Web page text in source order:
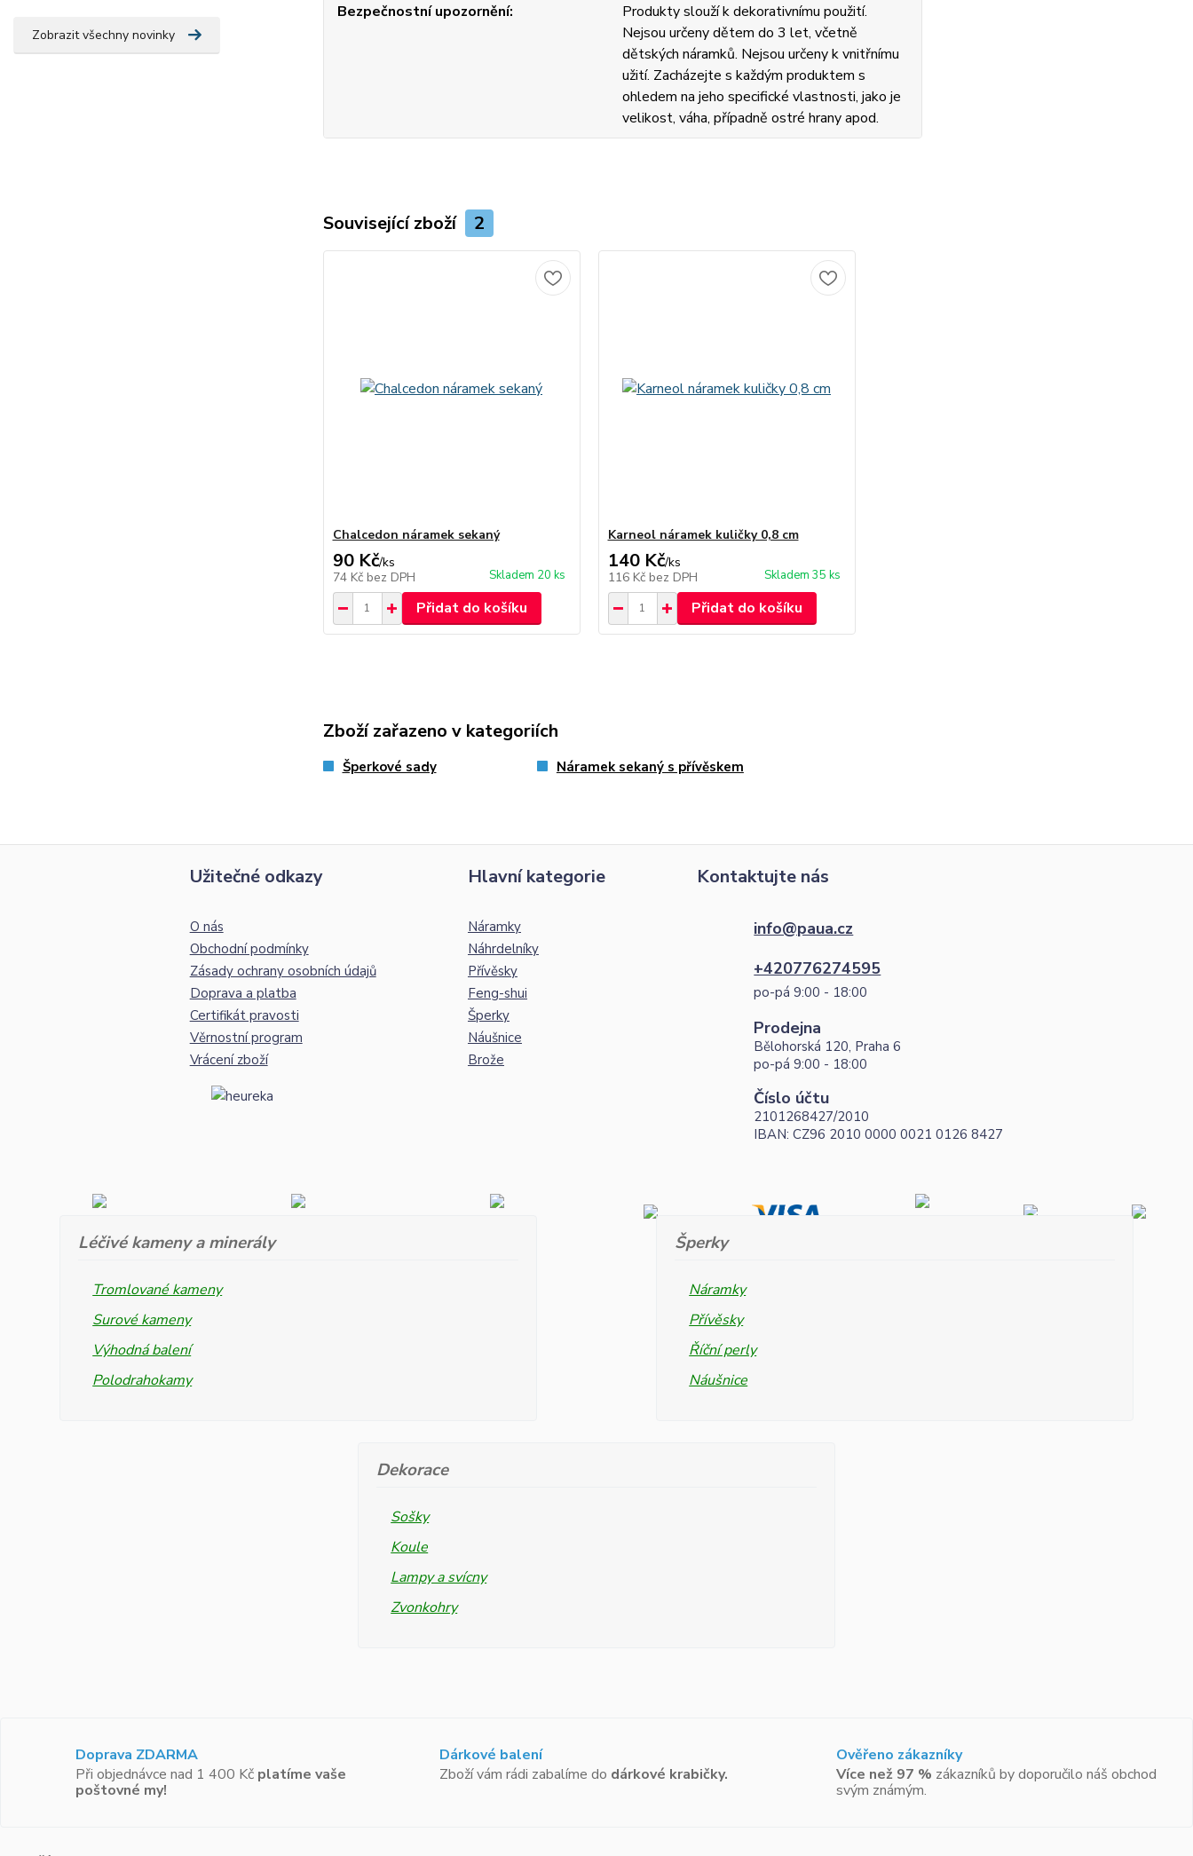
Zobrazit všechny novinky
Bezpečnostní upozornění
Produkty slouží k dekorativnímu použití.
Nejsou určeny dětem do 3 let, včetně
dětských náramků. Nejsou určeny k vnitřnímu
užití. Zacházejte s každým produktem s
ohledem na jeho specifické vlastnosti, jako je
velikost, váha, případně ostré hrany apod.
Související zboží 2
Chalcedon náramek sekaný
90 Kč/ks
74 Kč bez DPH Skladem 20 ks
Přidat do košíku
Karneol náramek kuličky 0,8 cm
140 Kč/ks
116 Kč bez DPH Skladem 35 ks
Přidat do košíku
Zboží zařazeno v kategoriích
Šperkové sady Náramek sekaný s přívěskem
Užitečné odkazy
O nás
Obchodní podmínky
Zásady ochrany osobních údajů
Doprava a platba
Certifikát pravosti
Věrnostní program
Vrácení zboží
Hlavní kategorie
Náramky
Náhrdelníky
Přívěsky
Feng-shui
Šperky
Náušnice
Brože
Kontaktujte nás
info@paua.cz
+420776274595
po-pá 9:00 - 18:00
Prodejna
Bělohorská 120, Praha 6
po-pá 9:00 - 18:00
Číslo účtu
2101268427/2010
IBAN: CZ96 2010 0000 0021 0126 8427
Léčivé kameny a minerály
Tromlované kameny
Surové kameny
Výhodná balení
Polodrahokamy
Šperky
Náramky
Přívěsky
Říční perly
Náušnice
Dekorace
Sošky
Koule
Lampy a svícny
Zvonkohry
Doprava ZDARMA
Při objednávce nad 1 400 Kč platíme vaše
poštovné my!
Dárkové balení
Zboží vám rádi zabalíme do dárkové krabičky.
Ověřeno zákazníky
Více než 97 % zákazníků by doporučilo náš obchod
svým známým.